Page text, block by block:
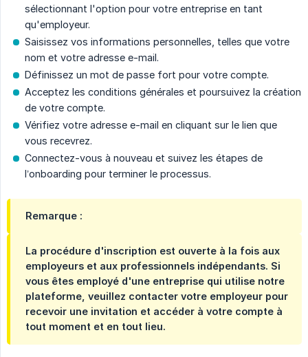
sélectionnant l'option pour votre entreprise en tant
qu'employeur.
Saisissez vos informations personnelles, telles que votre
nom et votre adresse e-mail.
Définissez un mot de passe fort pour votre compte.
Acceptez les conditions générales et poursuivez la création
de votre compte.
Vérifiez votre adresse e-mail en cliquant sur le lien que
vous recevrez.
Connectez-vous à nouveau et suivez les étapes de
l’onboarding pour terminer le processus.
Remarque :
La procédure d'inscription est ouverte à la fois aux
employeurs et aux professionnels indépendants. Si
vous êtes employé d'une entreprise qui utilise notre
plateforme, veuillez contacter votre employeur pour
recevoir une invitation et accéder à votre compte à
tout moment et en tout lieu.